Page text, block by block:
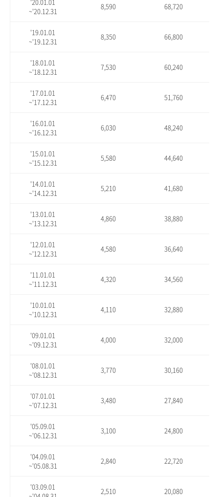
~'20.12.31
8,590 68,720
'19.01.01
~'19.12.31
8,350 66,800
'18.01.01
~'18.12.31
7,530 60,240
'17.01.01
~'17.12.31
6,470 51,760
'16.01.01
~'16.12.31
6,030 48,240
'15.01.01
~'15.12.31
5,580 44,640
'14.01.01
~'14.12.31
5,210 41,680
'13.01.01
~'13.12.31
4,860 38,880
'12.01.01
~'12.12.31
4,580 36,640
'11.01.01
~'11.12.31
4,320 34,560
'10.01.01
~'10.12.31
4,110 32,880
'09.01.01
~'09.12.31
4,000 32,000
'08.01.01
~'08.12.31
3,770 30,160
'07.01.01
~'07.12.31
3,480 27,840
'05.09.01
~'06.12.31
3,100 24,800
'04.09.01
~'05.08.31
2,840 22,720
'03.09.01
2,510 20,080